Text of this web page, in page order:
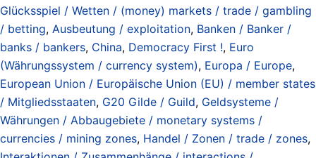
Glücksspiel / Wetten / (money) markets / trade / gambling
/ betting, Ausbeutung / exploitation, Banken / Banker /
banks / bankers, China, Democracy First !, Euro
(Währungssystem / currency system), Europa / Europe,
European Union / Europäische Union (EU) / member states
/ Mitgliedsstaaten, G20 Gilde / Guild, Geldsysteme /
Währungen / Abbaugebiete / monetary systems /
currencies / mining zones, Handel / Zonen / trade / zones,